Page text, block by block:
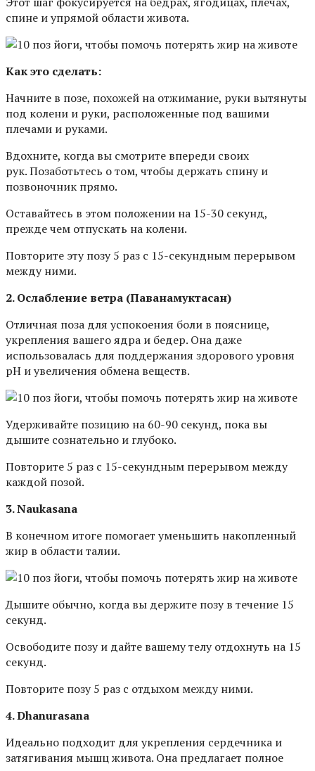
спине и упрямой области живота.
Как это сделать:
Начните в позе, похожей на отжимание, руки вытянуты
под колени и руки, расположенные под вашими
плечами и руками.
Вдохните, когда вы смотрите впереди своих
рук. Позаботьтесь о том, чтобы держать спину и
позвоночник прямо.
Оставайтесь в этом положении на 15-30 секунд,
прежде чем отпускать на колени.
Повторите эту позу 5 раз с 15-секундным перерывом
между ними.
2. Ослабление ветра (Паванамуктасан)
Отличная поза для успокоения боли в пояснице,
укрепления вашего ядра и бедер. Она даже
использовалась для поддержания здорового уровня
рН и увеличения обмена веществ.
Удерживайте позицию на 60-90 секунд, пока вы
дышите сознательно и глубоко.
Повторите 5 раз с 15-секундным перерывом между
каждой позой.
3. Naukasana
В конечном итоге помогает уменьшить накопленный
жир в области талии.
Дышите обычно, когда вы держите позу в течение 15
секунд.
Освободите позу и дайте вашему телу отдохнуть на 15
секунд.
Повторите позу 5 раз с отдыхом между ними.
4. Dhanurasana
Идеально подходит для укрепления сердечника и
затягивания мышц живота. Она предлагает полное